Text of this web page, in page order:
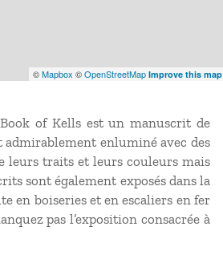
©Mapbox ©OpenStreetMap Improve this map
of Kells est un manuscrit de
admirablement enluminé avec des
leurs traits et leurs couleurs mais
sont également exposés dans la
en boiseries et en escaliers en fer
pas l’exposition consacrée à